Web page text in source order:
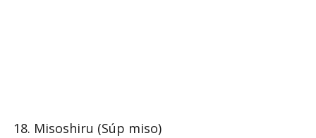
18. Misoshiru (Súp miso)